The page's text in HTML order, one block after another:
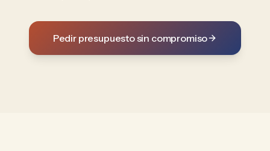
Pedir presupuesto sin compromiso